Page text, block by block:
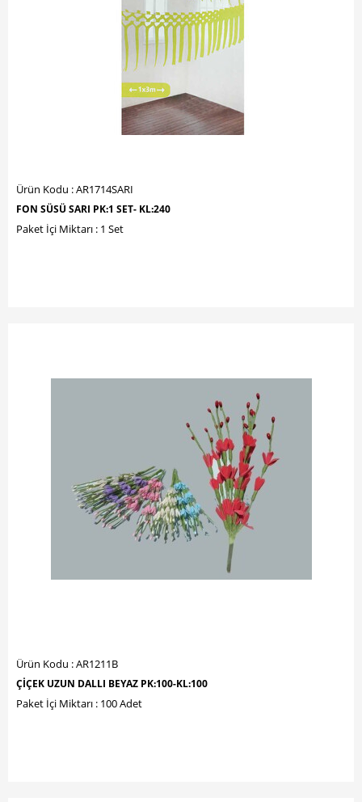
Ürün Kodu : AR1714SARI
FON SÜSÜ SARI PK:1 SET- KL:240
Paket İçi Miktarı : 1 Set
Ürün Kodu : AR1211B
ÇİÇEK UZUN DALLI BEYAZ PK:100-KL:100
Paket İçi Miktarı : 100 Adet